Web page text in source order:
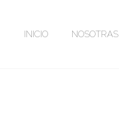
INICIO NOSOTRAS